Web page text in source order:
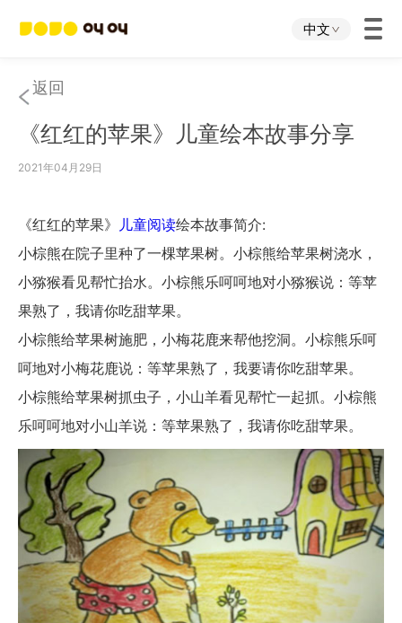
中文
首页
叫叫App
关于我们
下载中心
返回
《红红的苹果》儿童绘本故事分享
2021年04月29日
《红红的苹果》 儿童阅读绘本故事简介:
小棕熊在院子里种了一棵苹果树。小棕熊给苹果树浇水，
小猕猴看见帮忙抬水。小棕熊乐呵呵地对小猕猴说：等苹
果熟了，我请你吃甜苹果。
小棕熊给苹果树施肥，小梅花鹿来帮他挖洞。小棕熊乐呵
呵地对小梅花鹿说：等苹果熟了，我要请你吃甜苹果。
小棕熊给苹果树抓虫子，小山羊看见帮忙一起抓。小棕熊
乐呵呵地对小山羊说：等苹果熟了，我请你吃甜苹果。